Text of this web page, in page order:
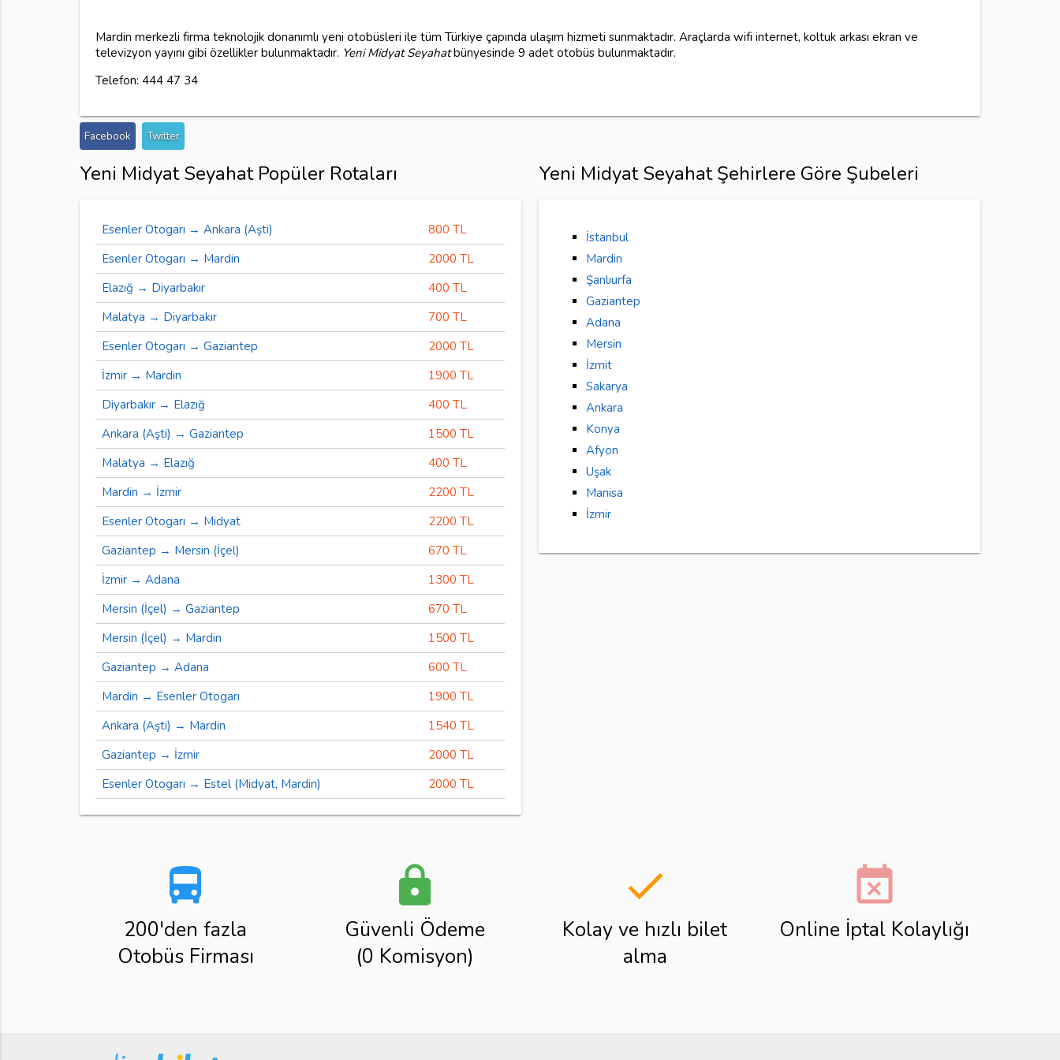
Mardin merkezli firma teknolojik donanımlı yeni otobüsleri ile tüm Türkiye çapında ulaşım hizmeti sunmaktadır. Araçlarda wifi internet, koltuk arkası ekran ve
televizyon yayını gibi özellikler bulunmaktadır. Yeni Midyat Seyahatbünyesinde 9 adet otobüs bulunmaktadır.
Telefon: 444 47 34
Facebook Twitter
Yeni Midyat Seyahat Popüler Rotaları
Esenler Otogarı → Ankara (Aşti)
800 TL
Esenler Otogarı → Mardin
2000 TL
Elazığ → Diyarbakır
400 TL
Malatya → Diyarbakır
700 TL
Esenler Otogarı → Gaziantep
2000 TL
İzmir → Mardin
1900 TL
Diyarbakır → Elazığ
400 TL
Ankara (Aşti) → Gaziantep
1500 TL
Malatya → Elazığ
400 TL
Mardin → İzmir
2200 TL
Esenler Otogarı → Midyat
2200 TL
Gaziantep → Mersin (İçel)
670 TL
İzmir → Adana
1300 TL
Mersin (İçel) → Gaziantep
670 TL
Mersin (İçel) → Mardin
1500 TL
Gaziantep → Adana
600 TL
Mardin → Esenler Otogarı
1900 TL
Ankara (Aşti) → Mardin
1540 TL
Gaziantep → İzmir
2000 TL
Esenler Otogarı → Estel (Midyat, Mardin)
2000 TL
Yeni Midyat Seyahat Şehirlere Göre Şubeleri
İstanbul
Mardin
Şanlıurfa
Gaziantep
Adana
Mersin
İzmit
Sakarya
Ankara
Konya
Afyon
Uşak
Manisa
İzmir
directions_bus
200'den fazla
Otobüs Firması
lock
Güvenli Ödeme
(0 Komisyon)
done
Kolay ve hızlı bilet
alma
event_busy
Online İptal Kolaylığı